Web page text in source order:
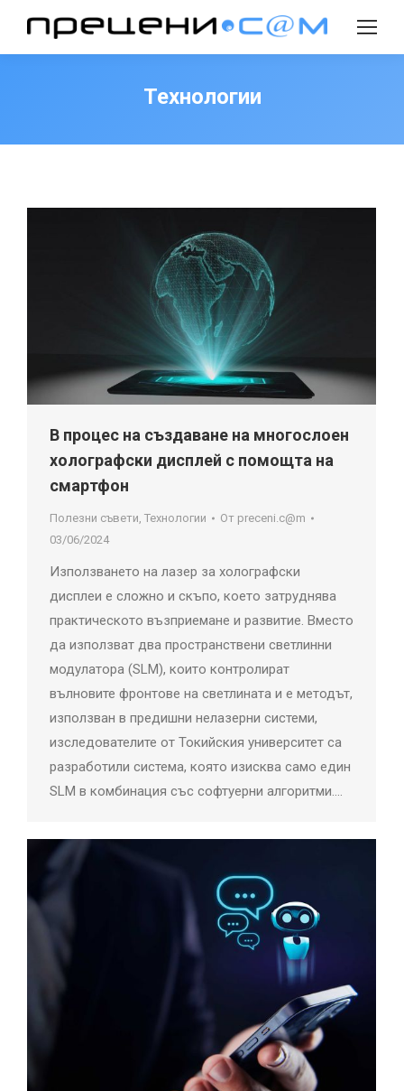
Search:
Технологии
В процес на създаване на многослоен
холографски дисплей с помощта на
смартфон
Полезни съвети Технологии От preceni.c@m
03/06/2024
Използването на лазер за холографски
дисплеи е сложно и скъпо, което затруднява
практическото възприемане и развитие. Вместо
да използват два пространствени светлинни
модулатора (SLM), които контролират
вълновите фронтове на светлината и е методът,
използван в предишни нелазерни системи,
изследователите от Токийския университет са
разработили система, която изисква само един
SLM в комбинация със софтуерни алгоритми.…